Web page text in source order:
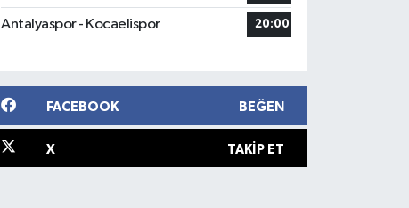
Antalyaspor - Kocaelispor 20:00
FACEBOOK BEĞEN
X TAKIP ET